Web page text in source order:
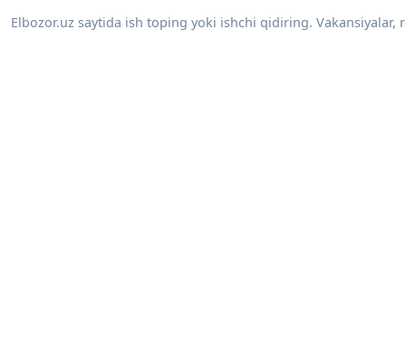
Elbozor.uz saytida ish toping yoki ishchi qidiring.